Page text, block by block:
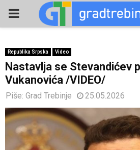
PRIMARY
Republika Srpska Video
Nastavlja se Stevandićev
Vukanovića /VIDEO/
Piše: Grad Trebinje 25.05.2026